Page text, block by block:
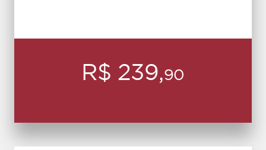
R$ 239,90